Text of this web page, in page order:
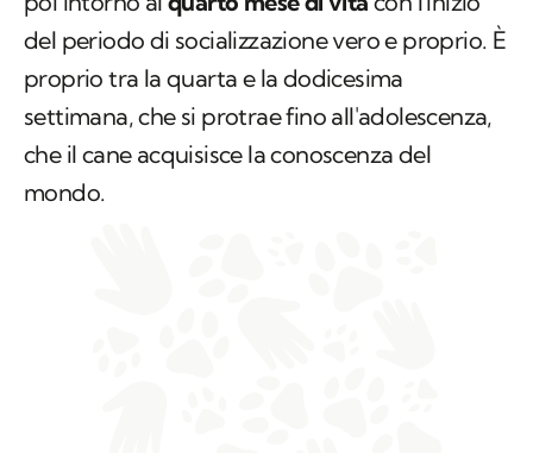
del periodo di socializzazione vero e proprio. È
proprio tra la quarta e la dodicesima
settimana, che si protrae fino all'adolescenza,
che il cane acquisisce la conoscenza del
mondo.